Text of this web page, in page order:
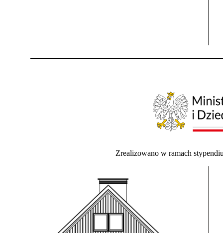
Zrealizowano w ramach